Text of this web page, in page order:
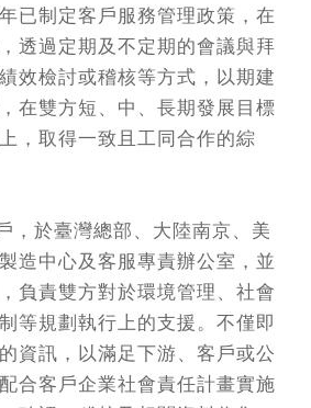
年已制定客戶服務管理政策，在
透過定期及不定期的會議與拜
效檢討或稽核等方式，以期建
在雙方短、中、長期發展目標
，取得一致且工同合作的綜
，於臺灣總部、大陸南京、美
造中心及客服專責辦公室，並
負責雙方對於環境管理、社會
等規劃執行上的支援。不僅即
資訊，以滿足下游、客戶或公
合客戶企業社會責任計畫實施